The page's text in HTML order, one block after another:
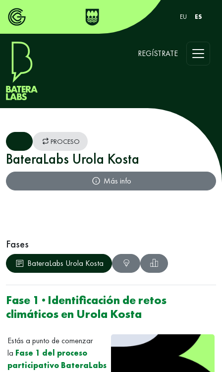
EU ES
REGÍSTRATE
PROCESO
BateraLabs Urola Kosta
Más info
Fases
BateraLabs Urola Kosta
Fase 1 · Identificación de retos
climáticos en Urola Kosta
Estás a punto de comenzar
la Fase 1 del proceso
participativo BateraLabs